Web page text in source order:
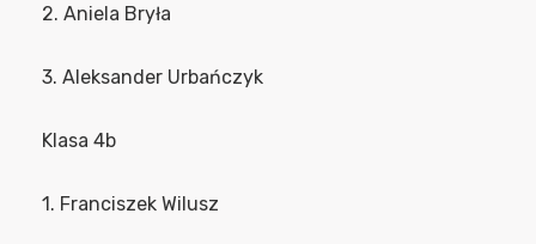
2. Aniela Bryła
3. Aleksander Urbańczyk
Klasa 4b
1. Franciszek Wilusz